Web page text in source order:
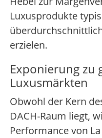
Luxusprodukte
erzielen.
Exponierung zu
Luxusmärkten
Obwohl der Kern
DACH-Raum liegt,
Performance von